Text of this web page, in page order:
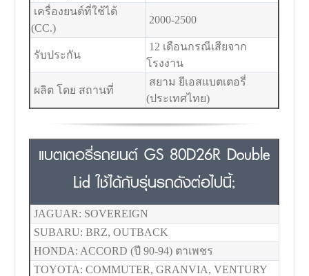
เครื่องยนต์ที่ใช้ได้
(CC.)
2000-2500
รับประกัน
12 เดือนกรณีเสียจาก
โรงงาน
ผลิต โดย สถานที่
สยาม ยีเอสแบตเตอรี่
(ประเทศไทย)
แบตเตอรี่รถยนต์ GS 80D26R Double
Lid ใช้ได้กับรุ่นรถดังต่อไปนี้;
JAGUAR: SOVEREIGN
SUBARU: BRZ, OUTBACK
HONDA: ACCORD (ปี 90-94) ตาเพชร
TOYOTA: COMMUTER, GRANVIA, VENTURY